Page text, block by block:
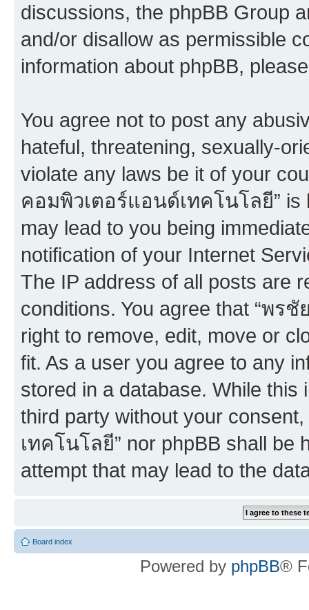
discussions, the phpBB Group
and/or disallow as permissible
information about phpBB,
You agree not to post any
hateful, threatening, sexually-
violate any laws be it of your
คอมพิวเตอร์แอนด์เทคโนโลยี” is
may lead to you being
notification of your Internet
The IP address of all posts are
conditions. You agree that “พร
right to remove, edit, move or
fit. As a user you agree to any
stored in a database. While
third party without your
เทคโนโลยี” nor phpBB shall be
attempt that may lead to the
Board index
Powered by phpBB®